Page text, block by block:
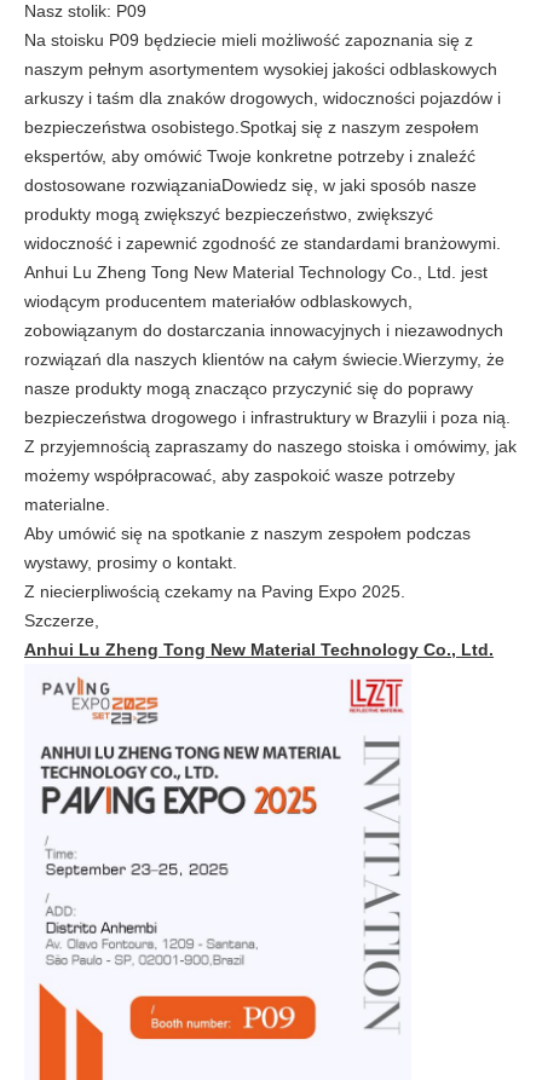
Nasz stolik: P09
Na stoisku P09 będziecie mieli możliwość zapoznania się z
naszym pełnym asortymentem wysokiej jakości odblaskowych
arkuszy i taśm dla znaków drogowych, widoczności pojazdów i
bezpieczeństwa osobistego.Spotkaj się z naszym zespołem
ekspertów, aby omówić Twoje konkretne potrzeby i znaleźć
dostosowane rozwiązaniaDowiedz się, w jaki sposób nasze
produkty mogą zwiększyć bezpieczeństwo, zwiększyć
widoczność i zapewnić zgodność ze standardami branżowymi.
Anhui Lu Zheng Tong New Material Technology Co., Ltd. jest
wiodącym producentem materiałów odblaskowych,
zobowiązanym do dostarczania innowacyjnych i niezawodnych
rozwiązań dla naszych klientów na całym świecie.Wierzymy, że
nasze produkty mogą znacząco przyczynić się do poprawy
bezpieczeństwa drogowego i infrastruktury w Brazylii i poza nią.
Z przyjemnością zapraszamy do naszego stoiska i omówimy, jak
możemy współpracować, aby zaspokoić wasze potrzeby
materialne.
Aby umówić się na spotkanie z naszym zespołem podczas
wystawy, prosimy o kontakt.
Z niecierpliwością czekamy na Paving Expo 2025.
Szczerze,
Anhui Lu Zheng Tong New Material Technology Co., Ltd.